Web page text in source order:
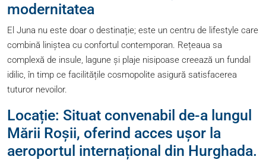
modernitatea
El Juna nu este doar o destinație; este un centru de lifestyle care
combină liniștea cu confortul contemporan. Rețeaua sa
complexă de insule, lagune și plaje nisipoase creează un fundal
idilic, în timp ce facilitățile cosmopolite asigură satisfacerea
tuturor nevoilor.
Locație: Situat convenabil de-a lungul
Mării Roșii, oferind acces ușor la
aeroportul internațional din Hurghada.